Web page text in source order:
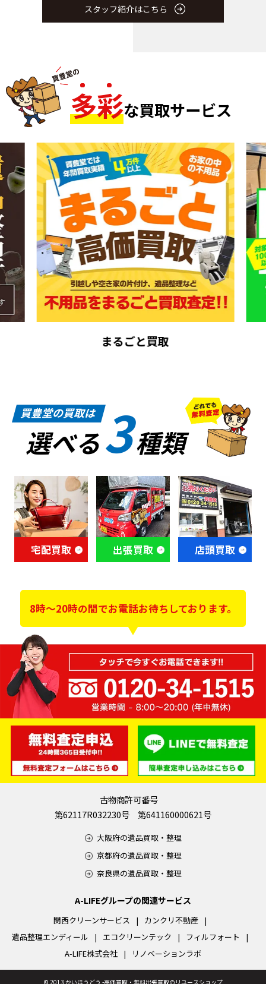
スタッフ紹介はこちら
多彩な買取サービス
まるごと買取
買豊堂の買取は
選べる3種類
宅配買取 出張買取 店頭買取
8時～20時の間でお電話お待ちしております。
古物商許可番号
第62117R032230号 第641160000621号
大阪府の遺品買取・整理
京都府の遺品買取・整理
奈良県の遺品買取・整理
A-LIFEグループの関連サービス
関西クリーンサービス
カンクリ不動産
遺品整理エンディール
エコクリーンテック
フィルフォート
A-LIFE株式会社
リノベーションラボ
© 2013 かいほうどう -高価買取・無料出張買取のリユースショップ